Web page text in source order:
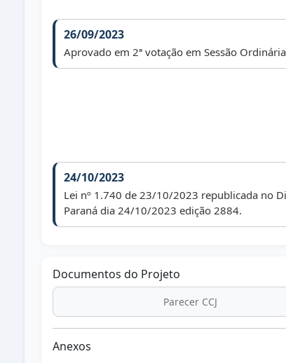
26/09/2023
Aprovado em 2ª votação em Sessão
24/10/2023
Lei nº 1.740 de 23/10/2023 republicada no
Paraná dia 24/10/2023 edição 2884.
Documentos do Projeto
Parecer CCJ
Anexos